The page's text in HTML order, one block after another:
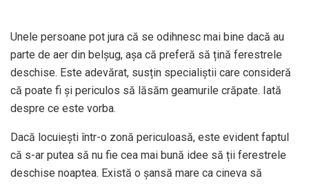
Unele persoane pot jura că se odihnesc mai bine dacă au
parte de aer din belșug, așa că preferă să țină ferestrele
deschise. Este adevărat, susțin specialiștii care consideră
că poate fi și periculos să lăsăm geamurile crăpate. Iată
despre ce este vorba.
Dacă locuiești într-o zonă periculoasă, este evident faptul
că s-ar putea să nu fie cea mai bună idee să ții ferestrele
deschise noaptea. Există o șansă mare ca cineva să